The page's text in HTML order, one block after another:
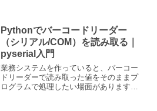
Pythonでバーコードリーダー
（シリアル/COM）を読み取る｜
pyserial入門
業務システムを作っていると、バーコー
ドリーダーで読み取った値をそのままプ
ログラムで処理したい場面があります。